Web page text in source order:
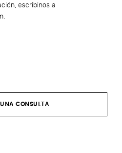
escribinos a
.
CONSULTA